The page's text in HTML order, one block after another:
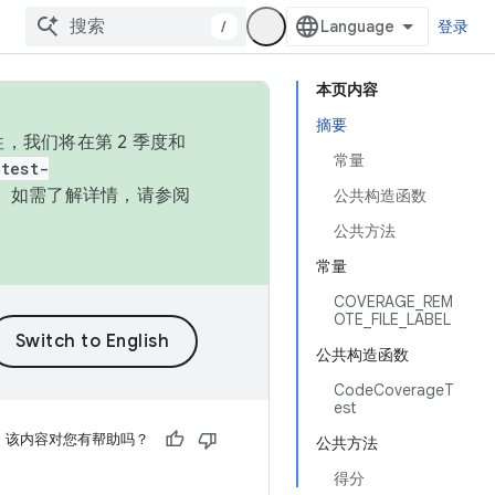
/ 登录
本页内容
摘要
常量
公共构造函数
公共方法
常量
COVERAGE_REM
OTE_FILE_LABEL
公共构造函数
CodeCoverageT
est
公共方法
得分
我们将在第 2 季度和
如需了解详情，请参阅
该内容对您有帮助吗？